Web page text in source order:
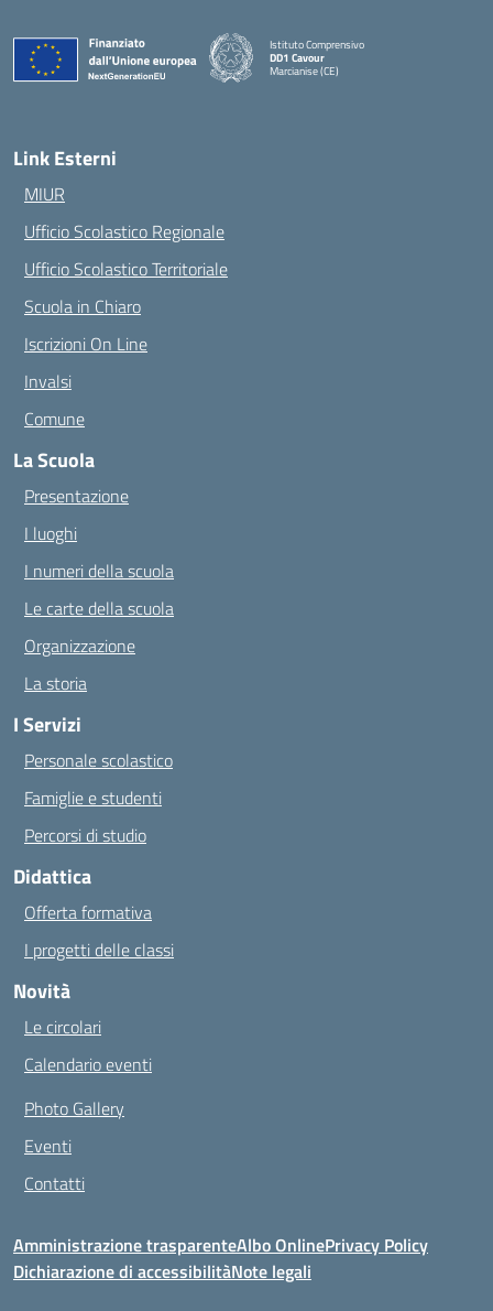
Istituto Comprensivo
DD1 Cavour
Marcianise (CE)
Link Esterni
MIUR
Ufficio Scolastico Regionale
Ufficio Scolastico Territoriale
Scuola in Chiaro
Iscrizioni On Line
Invalsi
Comune
La Scuola
Presentazione
I luoghi
I numeri della scuola
Le carte della scuola
Organizzazione
La storia
I Servizi
Personale scolastico
Famiglie e studenti
Percorsi di studio
Didattica
Offerta formativa
I progetti delle classi
Novità
Le circolari
Calendario eventi
Photo Gallery
Eventi
Contatti
Amministrazione trasparenteAlbo OnlinePrivacy Policy
Dichiarazione di accessibilitàNote legali